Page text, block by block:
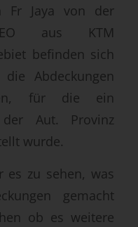
Fr Jaya von der
aus KTM
befinden sich
Abdeckungen
für die ein
der Aut. Provinz
wurde.
es zu sehen, was
gemacht
ob es weitere